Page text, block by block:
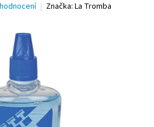
Značka: La Tromba